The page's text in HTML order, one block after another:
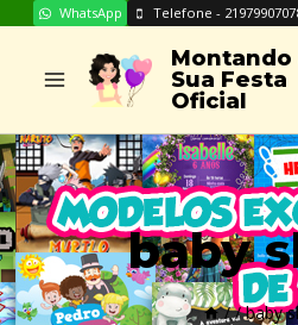
Skip
content
WhatsApp Telefone -
Montando
Sua Festa
Oficial
baby
/ / baby